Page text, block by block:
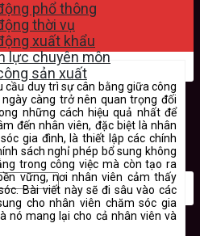
phổ thông
thời vụ
xuất khẩu
lực chuyên môn
sản xuất
cầu duy trì sự cân bằng giữa công
càng trở nên quan trọng đối
những cách hiệu quả nhất để
đến nhân viên, đặc biệt là nhân
gia đình, là thiết lập các chính
sách nghỉ phép bổ sung không
trong công việc mà còn tạo ra
vững, nơi nhân viên cảm thấy
Bài viết này sẽ đi sâu vào các
cho nhân viên chăm sóc gia
nó mang lại cho cả nhân viên và